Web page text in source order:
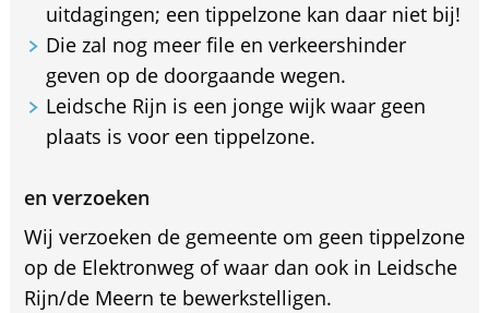
uitdagingen; een tippelzone kan daar niet bij!
Die zal nog meer file en verkeershinder
geven op de doorgaande wegen.
Leidsche Rijn is een jonge wijk waar geen
plaats is voor een tippelzone.
en verzoeken
Wij verzoeken de gemeente om geen tippelzone
op de Elektronweg of waar dan ook in Leidsche
Rijn/de Meern te bewerkstelligen.